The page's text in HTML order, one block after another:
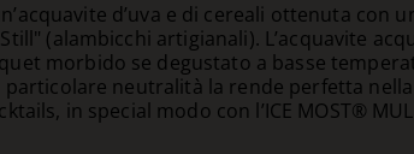
d’uva e di cereali ottenuta con
(alambicchi artigianali). L’acquavite
morbido se degustato a basse
particolare neutralità la rende perfetta
in special modo con l’ICE MOST®